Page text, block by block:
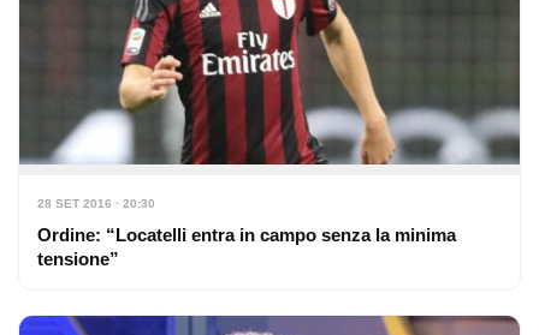
28 SET 2016 · 20:30
Ordine: “Locatelli entra in campo senza la minima
tensione”